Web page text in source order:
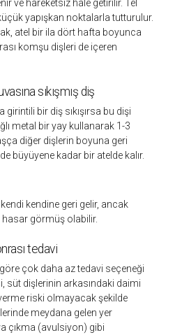
ve hareketsiz hale getirilir. Tel
yapışkan noktalarla tutturulur.
atel bir ila dört hafta boyunca
komşu dişleri de içeren
sıkışmış diş
bir diş sıkışırsa bu dişi
metal bir yay kullanarak 1-3
diğer dişlerin boyuna geri
büyüyene kadar bir atelde kalır.
kendine geri gelir, ancak
hasar görmüş olabilir.
tedavi
çok daha az tedavi seçeneği
süt dişlerinin arkasındaki daimi
riski olmayacak şekilde
meydana gelen yer
çıkma (avulsiyon) gibi